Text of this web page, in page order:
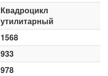
Квадроцикл
утилитарный
1568
933
978